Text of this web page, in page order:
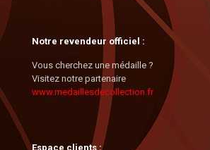
Notre revendeur officiel :
Vous cherchez une médaille ?
Visitez notre partenaire
www.medaillesdecollection.fr
Espace clients :